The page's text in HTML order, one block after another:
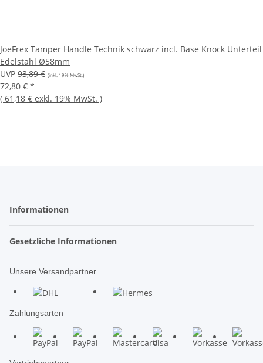
JoeFrex Tamper Handle Technik schwarz incl. Base Knock Unterteil
Edelstahl Ø58mm
UVP 93,89 € (inkl. 19% MwSt.)
72,80 € *
( 61,18 € exkl. 19% MwSt. )
Informationen
Gesetzliche Informationen
Unsere Versandpartner
Zahlungsarten